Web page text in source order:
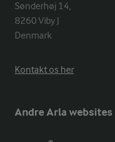
Sønderhøj 14,
8260 Viby J
Denmark
Kontakt os her
Andre Arla websites